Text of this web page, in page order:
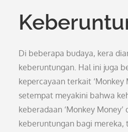
Di beberapa budaya, kera
keberuntungan. Hal ini juga
kepercayaan terkait ‘Monkey
setempat meyakini bahwa
keberadaan ‘Monkey
keberuntungan bagi